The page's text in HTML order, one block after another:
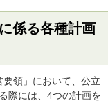
係る各種計画
領」において、公立
際には、4つの計画を